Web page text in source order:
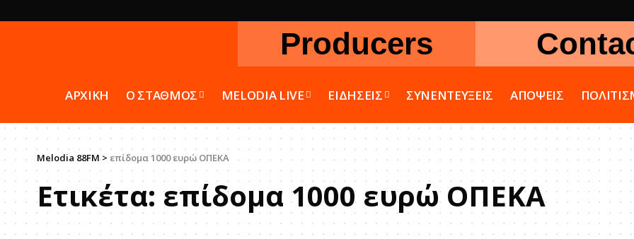
Producers
ΑΡΧΙΚΗ Ο ΣΤΑΘΜΟΣ MELODIA LIVE ΕΙΔΗΣΕΙΣ ΣΥΝΕΝΤΕΥΞΕΙΣ ΑΠΟΨΕΙΣ
Melodia 88FM> επίδομα 1000 ευρώ ΟΠΕΚΑ
Ετικέτα: επίδομα 1000 ευρώ ΟΠΕΚΑ